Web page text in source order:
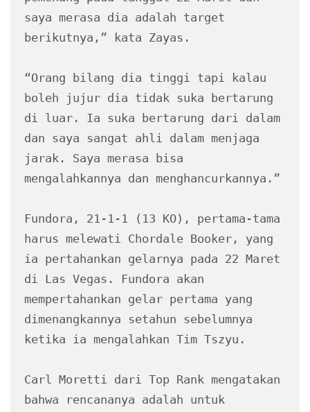
saya merasa dia adalah target
berikutnya,” kata Zayas.
“Orang bilang dia tinggi tapi kalau
boleh jujur ​​dia tidak suka bertarung
di luar. Ia suka bertarung dari dalam
dan saya sangat ahli dalam menjaga
jarak. Saya merasa bisa
mengalahkannya dan menghancurkannya.”
Fundora, 21-1-1 (13 KO), pertama-tama
harus melewati Chordale Booker, yang
ia pertahankan gelarnya pada 22 Maret
di Las Vegas. Fundora akan
mempertahankan gelar pertama yang
dimenangkannya setahun sebelumnya
ketika ia mengalahkan Tim Tszyu.
Carl Moretti dari Top Rank mengatakan
bahwa rencananya adalah untuk